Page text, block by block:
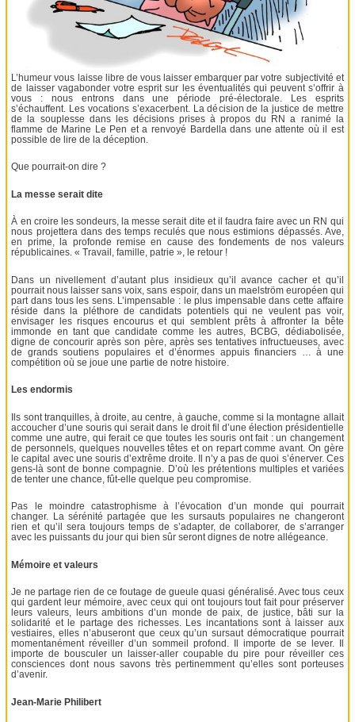
L’humeur vous laisse libre de vous laisser embarquer par votre subjectivité et
de laisser vagabonder votre esprit sur les éventualités qui peuvent s’offrir à
vous : nous entrons dans une période pré-électorale. Les esprits
s’échauffent. Les vocations s’exacerbent. La décision de la justice de mettre
de la souplesse dans les décisions prises à propos du RN a ranimé la
flamme de Marine Le Pen et a renvoyé Bardella dans une attente où il est
possible de lire de la déception.
Que pourrait-on dire ?
La messe serait dite
À en croire les sondeurs, la messe serait dite et il faudra faire avec un RN qui
nous projettera dans des temps reculés que nous estimions dépassés. Ave,
en prime, la profonde remise en cause des fondements de nos valeurs
républicaines. « Travail, famille, patrie », le retour !
Dans un nivellement d’autant plus insidieux qu’il avance cacher et qu’il
pourrait nous laisser sans voix, sans espoir, dans un maelström européen qui
part dans tous les sens. L’impensable : le plus impensable dans cette affaire
réside dans la pléthore de candidats potentiels qui ne veulent pas voir,
envisager les risques encourus et qui semblent prêts à affronter la bête
immonde en tant que candidate comme les autres, BCBG, dédiabolisée,
digne de concourir après son père, après ses tentatives infructueuses, avec
de grands soutiens populaires et d’énormes appuis financiers … à une
compétition où se joue une partie de notre histoire.
Les endormis
Ils sont tranquilles, à droite, au centre, à gauche, comme si la montagne allait
accoucher d’une souris qui serait dans le droit fil d’une élection présidentielle
comme une autre, qui ferait ce que toutes les souris ont fait : un changement
de personnels, quelques nouvelles têtes et on repart comme avant. On gère
le capital avec une souris d’extrême droite. Il n’y a pas de quoi s’énerver. Ces
gens-là sont de bonne compagnie. D’où les prétentions multiples et variées
de tenter une chance, fût-elle quelque peu compromise.
Pas le moindre catastrophisme à l’évocation d’un monde qui pourrait
changer. La sérénité partagée que les sursauts populaires ne changeront
rien et qu’il sera toujours temps de s’adapter, de collaborer, de s’arranger
avec les puissants du jour qui bien sûr seront dignes de notre allégeance.
Mémoire et valeurs
Je ne partage rien de ce foutage de gueule quasi généralisé. Avec tous ceux
qui gardent leur mémoire, avec ceux qui ont toujours tout fait pour préserver
leurs valeurs, leurs ambitions d’un monde de paix, de justice, bâti sur la
solidarité et le partage des richesses. Les incantations sont à laisser aux
vestiaires, elles n’abuseront que ceux qu’un sursaut démocratique pourrait
momentanément réveiller d’un sommeil profond. Il importe de se lever. Il
importe de bousculer un laisser-aller coupable du pire pour réveiller ces
consciences dont nous savons très pertinemment qu’elles sont porteuses
d’avenir.
Jean-Marie Philibert